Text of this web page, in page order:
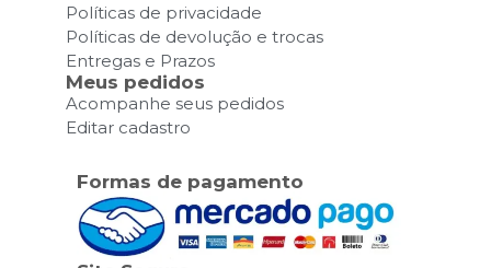
Políticas de privacidade
Políticas de devolução e trocas
Entregas e Prazos
Meus pedidos
Acompanhe seus pedidos
Editar cadastro
Formas de pagamento